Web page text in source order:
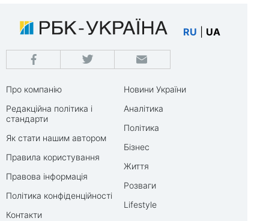
RU UA
Про компанію
Редакційна політика і
стандарти
Як стати нашим автором
Правила користування
Правова інформація
Політика конфіденційності
Контакти
Новини України
Аналітика
Політика
Бізнес
Життя
Розваги
Lifestyle